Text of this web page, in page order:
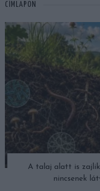
CÍMLAPON
A talaj alatt is
nincsenek